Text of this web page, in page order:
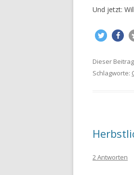
Und jetzt:
Dieser
Schlagworte:
2 Antworten